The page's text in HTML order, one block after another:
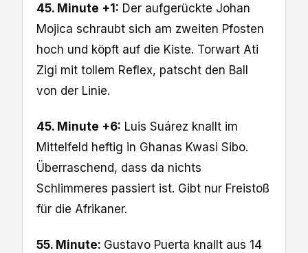
45. Minute +1: Der aufgerückte Johan
Mojica schraubt sich am zweiten Pfosten
hoch und köpft auf die Kiste. Torwart Ati
Zigi mit tollem Reflex, patscht den Ball
von der Linie.
45. Minute +6: Luis Suárez knallt im
Mittelfeld heftig in Ghanas Kwasi Sibo.
Überraschend, dass da nichts
Schlimmeres passiert ist. Gibt nur Freistoß
für die Afrikaner.
55. Minute: Gustavo Puerta knallt aus 14